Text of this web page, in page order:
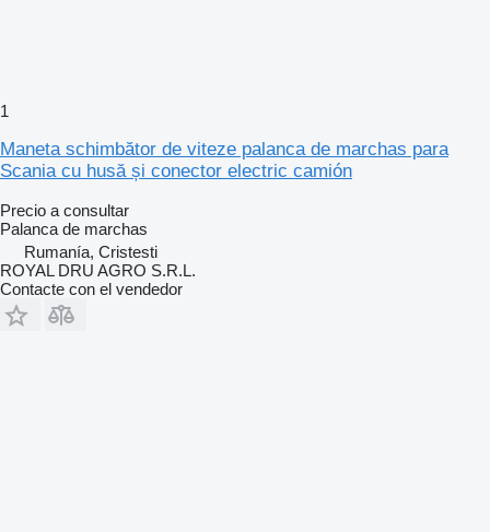
1
Maneta schimbător de viteze palanca de marchas para
Scania cu husă și conector electric camión
Precio a consultar
Palanca de marchas
Rumanía, Cristesti
ROYAL DRU AGRO S.R.L.
Contacte con el vendedor